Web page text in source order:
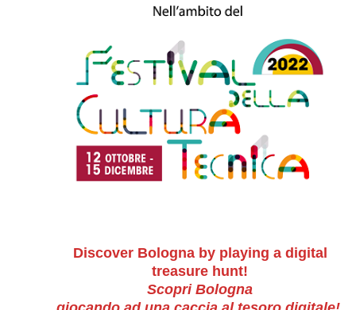
Discover Bologna by playing a digital
treasure hunt!
Scopri Bologna